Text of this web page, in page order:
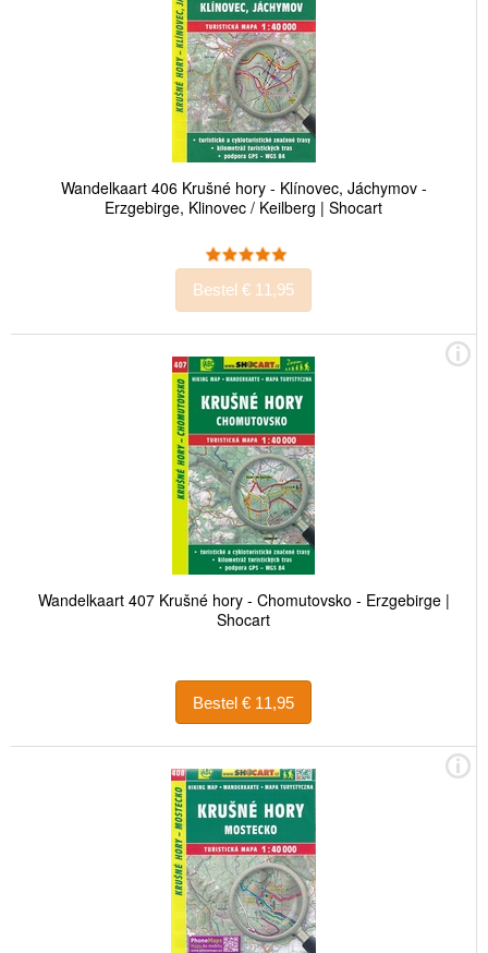
Wandelkaart 406 Krušné hory - Klínovec, Jáchymov -
Erzgebirge, Klinovec / Keilberg | Shocart
Bestel € 11,95
Wandelkaart 407 Krušné hory - Chomutovsko - Erzgebirge |
Shocart
Bestel € 11,95